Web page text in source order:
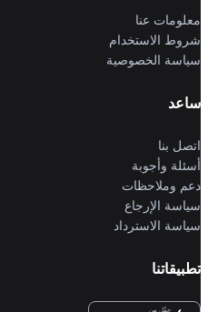
معلومات عنا
شروط الاستخدام
سياسة الخصوصية
ساعد
اتصل بنا
أسئلة وأجوبة
دعم وملاحظات
سياسة الإرجاع
سياسة الاسترداد
تطبيقاتنا
حمِّل من